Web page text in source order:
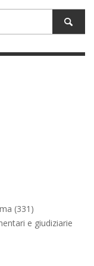
(331)
e giudiziarie